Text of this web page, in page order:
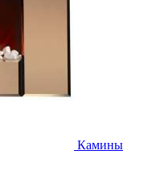
Камины